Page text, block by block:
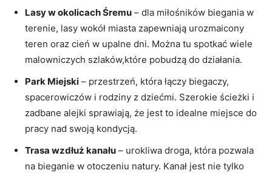
Lasy w⁣ okolicach Śremu ‌–​ dla miłośników biegania w
terenie, lasy wokół miasta zapewniają urozmaicony
teren oraz⁤ cień w upalne dni. Można tu spotkać ⁣wiele
malowniczych szlaków,które pobudzą do ⁢działania.
Park Miejski –‍ przestrzeń, która łączy biegaczy,
spacerowiczów i‌ rodziny ​z‌ dziećmi.⁤ Szerokie ścieżki i
zadbane alejki sprawiają, ⁤że jest to ‍idealne miejsce ⁣do
pracy nad swoją kondycją.
Trasa wzdłuż kanału – urokliwa droga, która​ pozwala
na⁣ bieganie w otoczeniu‍ natury. ‌Kanał jest‍ nie tylko